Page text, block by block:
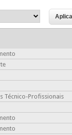
Técnico-Profissionais